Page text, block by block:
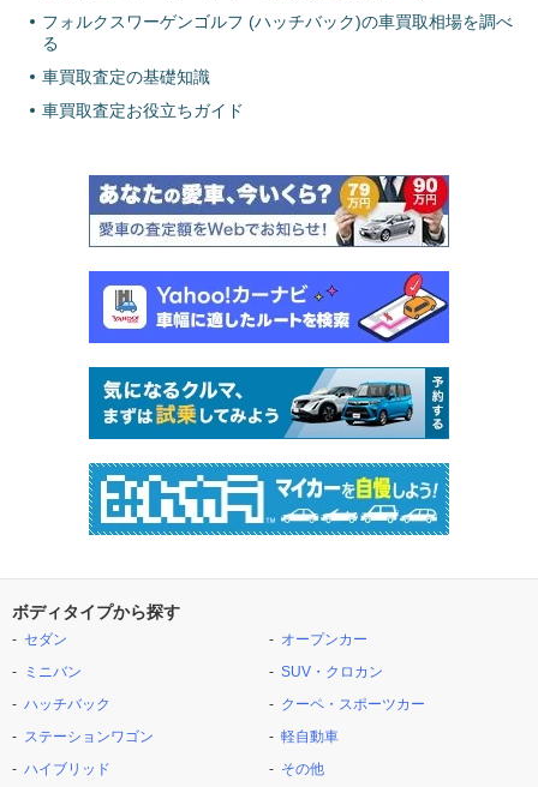
フォルクスワーゲンゴルフ (ハッチバック)の車買取相場を調べ
る
車買取査定の基礎知識
車買取査定お役立ちガイド
ボディタイプから探す
セダン
ミニバン
ハッチバック
ステーションワゴン
ハイブリッド
オープンカー
SUV・クロカン
クーペ・スポーツカー
軽自動車
その他